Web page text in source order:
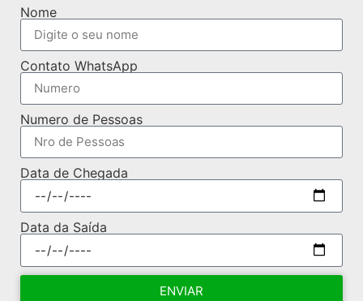
Nome
Contato WhatsApp
Numero de Pessoas
Data de Chegada
Data da Saída
ENVIAR